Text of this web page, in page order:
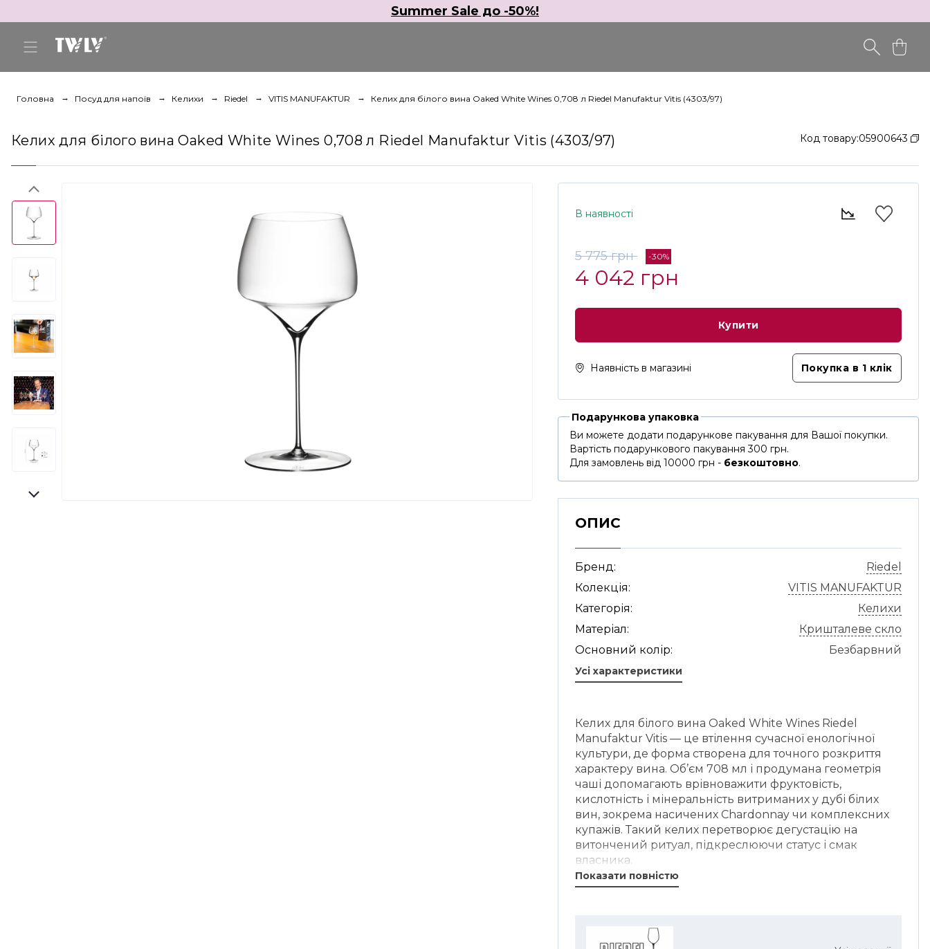
Summer Sale до -50%!
Головна Посуд для напоїв Келихи Riedel VITIS MANUFAKTUR Келих для білого вина Oaked White Wines 0,708 л Riedel Manufaktur Vitis (4303/97)
Келих для білого вина Oaked White Wines 0,708 л Riedel Manufaktur Vitis (4303/97) Код товару:05900643
В наявності
5 775 грн -30%
4 042 грн
Купити
Наявність в магазині Покупка в 1 клік
Подарункова упаковка
Ви можете додати подарункове пакування для Вашої покупки.
Вартість подарункового пакування 300 грн.
Для замовлень від 10000 грн - безкоштовно.
ОПИС
Бренд:
Riedel
Колекція:
VITIS MANUFAKTUR
Категорія:
Келихи
Матеріал:
Кришталеве скло
Основний колір:
Безбарвний
Усі характеристики
Келих для білого вина Oaked White Wines Riedel
Manufaktur Vitis — це втілення сучасної енологічної
культури, де форма створена для точного розкриття
характеру вина. Об’єм 708 мл і продумана геометрія
чаші допомагають врівноважити фруктовість,
кислотність і мінеральність витриманих у дубі білих
вин, зокрема насичених Chardonnay чи комплексних
купажів. Такий келих перетворює дегустацію на
витончений ритуал, підкреслюючи статус і смак
власника.
Фірмовий V-подібний силует поєднує архітектурну
оптимальних зон смаку. Кришталеве скло забезпечує
Показати повністю